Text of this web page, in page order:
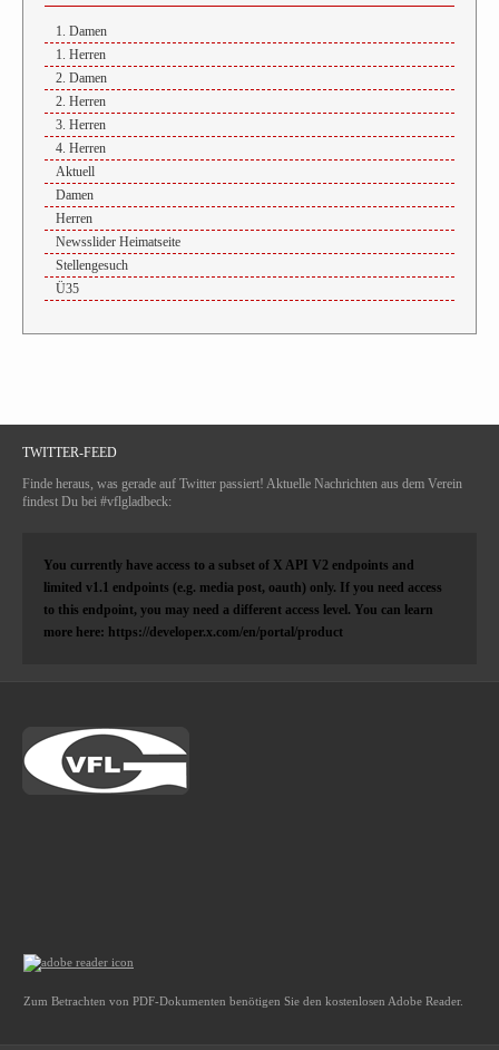
1. Damen
1. Herren
2. Damen
2. Herren
3. Herren
4. Herren
Aktuell
Damen
Herren
Newsslider Heimatseite
Stellengesuch
Ü35
TWITTER-FEED
Finde heraus, was gerade auf Twitter passiert! Aktuelle Nachrichten aus dem Verein
findest Du bei #vflgladbeck:
You currently have access to a subset of X API V2 endpoints and
limited v1.1 endpoints (e.g. media post, oauth) only. If you need access
to this endpoint, you may need a different access level. You can learn
more here: https://developer.x.com/en/portal/product
Zum Betrachten von PDF-Dokumenten benötigen Sie den kostenlosen Adobe Reader.